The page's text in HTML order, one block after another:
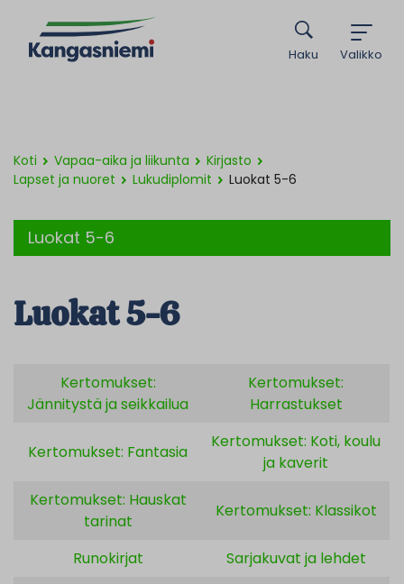
Valikko
Haku
Koti Vapaa-aika ja liikunta
Kirjasto
Lapset ja nuoret
Lukudiplomit Luokat 5-6
Luokat 5-6
Luokat 5-6
Kertomukset:
Jännitystä ja seikkailua
Kertomukset:
Harrastukset
Kertomukset: Fantasia
Kertomukset: Koti, koulu
ja kaverit
Kertomukset: Hauskat
tarinat
Kertomukset: Klassikot
Runokirjat
Sarjakuvat ja lehdet